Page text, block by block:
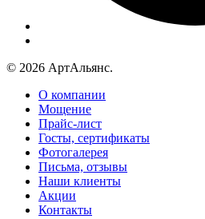
© 2026 АртАльянс.
О компании
Мощение
Прайс-лист
Госты, сертификаты
Фотогалерея
Письма, отзывы
Наши клиенты
Акции
Контакты